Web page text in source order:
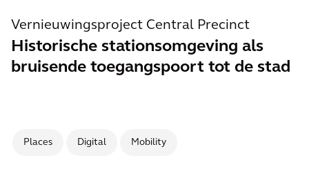
Vernieuwingsproject Central Precinct
Historische stationsomgeving als
bruisende toegangspoort tot de stad
Places Digital Mobility